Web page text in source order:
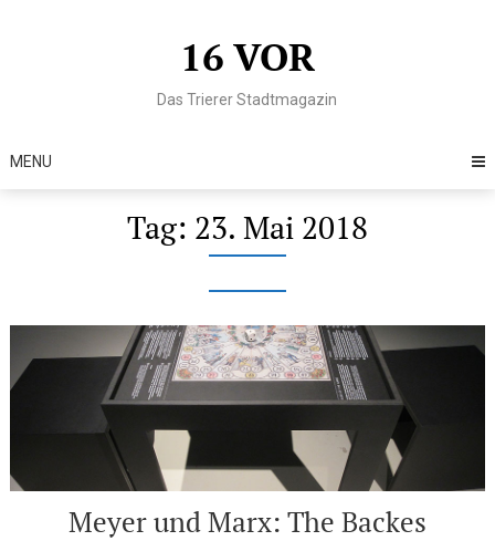
16 VOR
Das Trierer Stadtmagazin
MENU
Tag: 23. Mai 2018
Meyer und Marx: The Backes